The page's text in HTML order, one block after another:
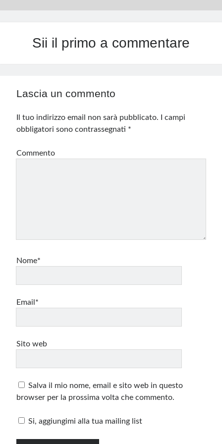
Sii il primo a commentare
Lascia un commento
Il tuo indirizzo email non sarà pubblicato.
I campi
obbligatori sono contrassegnati *
Commento
Nome*
Email*
Sito web
Salva il mio nome, email e sito web in questo
browser per la prossima volta che commento.
Si, aggiungimi alla tua mailing list